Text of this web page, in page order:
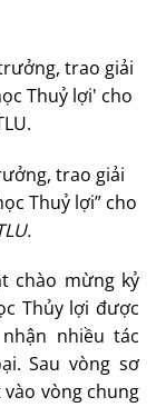
trao giải
Thuỷ lợi” cho
chào mừng kỷ
Thủy lợi được
nhiều tác
Sau vòng sơ
vòng chung